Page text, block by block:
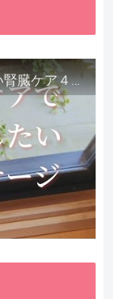
【毒出し】老廃物を身体に溜めない腎臓ケア４種をご紹介します。